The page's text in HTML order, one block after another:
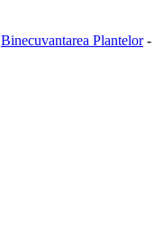
Binecuvantarea Plantelor-